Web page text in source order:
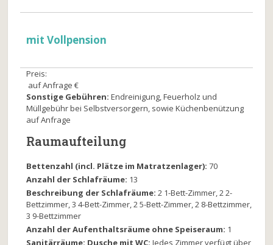
mit Vollpension
Preis:
auf Anfrage €
Sonstige Gebühren:Endreinigung, Feuerholz und
Müllgebühr bei Selbstversorgern, sowie Küchenbenützung
auf Anfrage
Raumaufteilung
Bettenzahl (incl. Plätze im Matratzenlager):70
Anzahl der Schlafräume: 13
Beschreibung der Schlafräume:2 1-Bett-Zimmer, 2 2-
Bettzimmer, 3 4-Bett-Zimmer, 2 5-Bett-Zimmer, 2 8-Bettzimmer,
3 9-Bettzimmer
Anzahl der Aufenthaltsräume ohne Speiseraum: 1
Sanitärräume: Dusche mit WC:Jedes Zimmer verfügt über